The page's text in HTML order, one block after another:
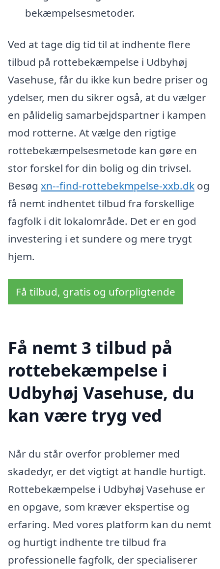
bekæmpelsesmetoder.
Ved at tage dig tid til at indhente flere
tilbud på rottebekæmpelse i Udbyhøj
Vasehuse, får du ikke kun bedre priser og
ydelser, men du sikrer også, at du vælger
en pålidelig samarbejdspartner i kampen
mod rotterne. At vælge den rigtige
rottebekæmpelsesmetode kan gøre en
stor forskel for din bolig og din trivsel.
Besøg xn--find-rottebekmpelse-xxb.dk og
få nemt indhentet tilbud fra forskellige
fagfolk i dit lokalområde. Det er en god
investering i et sundere og mere trygt
hjem.
Få tilbud, gratis og uforpligtende
Få nemt 3 tilbud på
rottebekæmpelse i
Udbyhøj Vasehuse, du
kan være tryg ved
Når du står overfor problemer med
skadedyr, er det vigtigt at handle hurtigt.
Rottebekæmpelse i Udbyhøj Vasehuse er
en opgave, som kræver ekspertise og
erfaring. Med vores platform kan du nemt
og hurtigt indhente tre tilbud fra
professionelle fagfolk, der specialiserer